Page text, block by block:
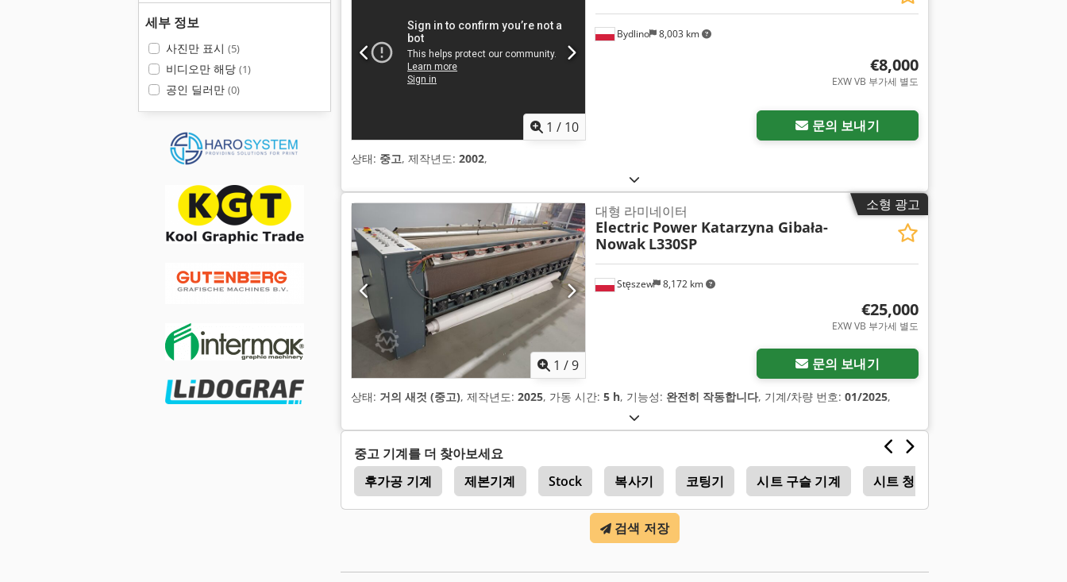
세부 정보
사진만 표시 (5)
비디오만 해당 (1)
공인 딜러만 (0)
1 / 10
Bydlino 8,003 km
€8,000
EXW VB 부가세 별도
문의 보내기
상태: 중고, 제작년도: 2002,
소형 광고
1 /9
Stęszew 8,172 km
대형 라미네이터
Electric Power Katarzyna Gibała-
Nowak L330SP
€25,000
EXW VB 부가세 별도
문의 보내기
상태: 거의 새것 (중고), 제작년도: 2025, 가동 시간: 5 h, 기능성: 완전히 작동합니다, 기계/차량 번호: 01/2025,
중고 기계를 더 찾아보세요
후가공 기계
제본기계 Stock 복사기 코팅기 시트 구슬 기계 시트 청소 기계
검색 저장